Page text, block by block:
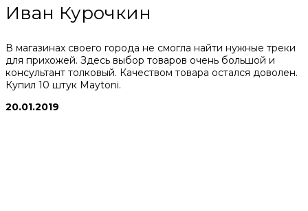
Иван Курочкин
В магазинах своего города не смогла найти нужные треки
для прихожей. Здесь выбор товаров очень большой и
консультант толковый. Качеством товара остался доволен.
Купил 10 штук Maytoni.
20.01.2019